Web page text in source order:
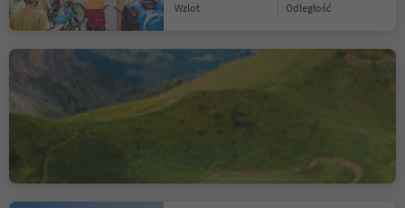
Wzlot odległość
Trail Arena Val Gardena
odległość